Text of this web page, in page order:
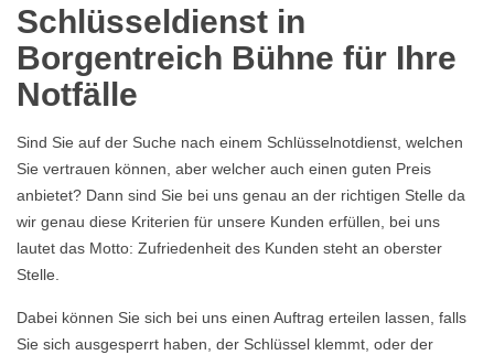
Schlüsseldienst in
Borgentreich Bühne für Ihre
Notfälle
Sind Sie auf der Suche nach einem Schlüsselnotdienst, welchen
Sie vertrauen können, aber welcher auch einen guten Preis
anbietet? Dann sind Sie bei uns genau an der richtigen Stelle da
wir genau diese Kriterien für unsere Kunden erfüllen, bei uns
lautet das Motto: Zufriedenheit des Kunden steht an oberster
Stelle.
Dabei können Sie sich bei uns einen Auftrag erteilen lassen, falls
Sie sich ausgesperrt haben, der Schlüssel klemmt, oder der